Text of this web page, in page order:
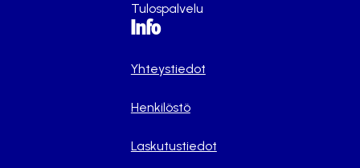
Tulospalvelu
Info
Yhteystiedot
Henkilöstö
Laskutustiedot